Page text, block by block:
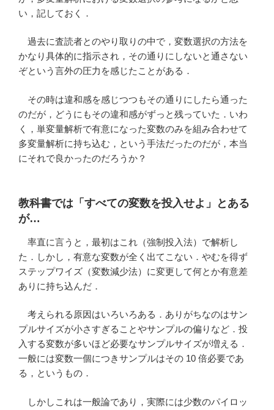
い，記しておく．
過去に査読者とのやり取りの中で，変数選択の方法を
かなり具体的に指示され，その通りにしないと通さない
ぞという言外の圧力を感じたことがある．
その時は違和感を感じつつもその通りにしたら通った
のだが，どうにもその違和感がずっと残っていた．いわ
く，単変量解析で有意になった変数のみを組み合わせて
多変量解析に持ち込む，という手法だったのだが，本当
にそれで良かったのだろうか？
教科書では「すべての変数を投入せよ」とある
が…
率直に言うと，最初はこれ（強制投入法）で解析し
た．しかし，有意な変数が全く出てこない．やむを得ず
ステップワイズ（変数減少法）に変更して何とか有意差
ありに持ち込んだ．
考えられる原因はいろいろある．ありがちなのはサン
プルサイズが小さすぎることやサンプルの偏りなど．投
入する変数が多いほど必要なサンプルサイズが増える．
一般には変数一個につきサンプルはその 10 倍必要であ
る，というもの．
しかしこれは一般論であり，実際には少数のパイロッ